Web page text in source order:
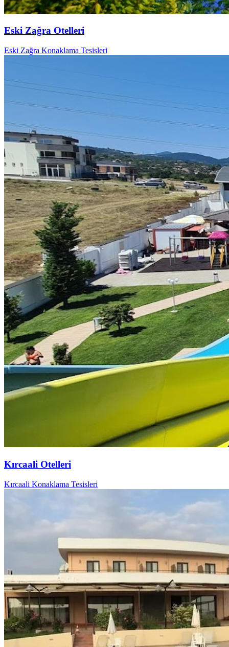
Eski Zağra Otelleri
Eski Zağra Konaklama Tesisleri
Kırcaali Otelleri
Kırcaali Konaklama Tesisleri